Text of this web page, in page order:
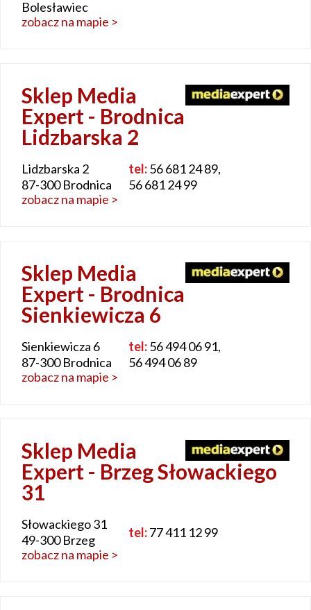
Bolesławiec
zobacz na mapie >
Sklep Media
Expert - Brodnica
Lidzbarska 2
Lidzbarska 2
87-300 Brodnica
tel:56 681 24 89,
56 681 24 99
zobacz na mapie >
Sklep Media
Expert - Brodnica
Sienkiewicza 6
Sienkiewicza 6
87-300 Brodnica
tel:56 494 06 91,
56 494 06 89
zobacz na mapie >
Sklep Media
Expert - Brzeg Słowackiego
31
Słowackiego 31
49-300 Brzeg
tel:77 411 12 99
zobacz na mapie >